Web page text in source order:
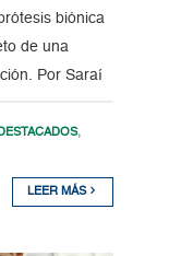
biónica
de una
Por Saraí
DESTACADOS,
LEER MÁS